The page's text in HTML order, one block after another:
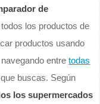
de
los productos de
productos usando
entretodas
buscas. Según
los supermercados